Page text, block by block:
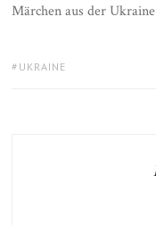
Märchen aus der Ukraine
TAGS:
UKRAINE